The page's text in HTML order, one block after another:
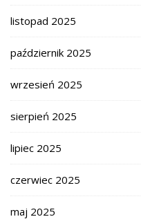
listopad 2025
październik 2025
wrzesień 2025
sierpień 2025
lipiec 2025
czerwiec 2025
maj 2025